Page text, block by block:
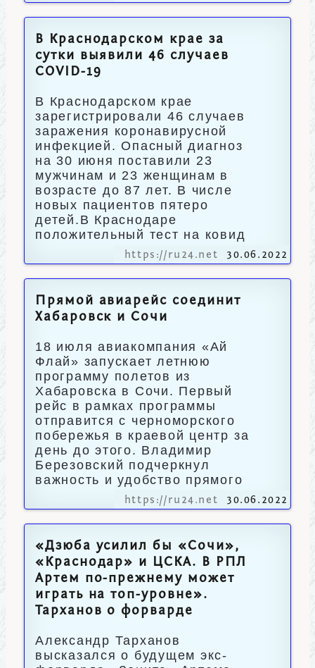
В Краснодарском крае за
сутки выявили 46 случаев
COVID-19
В Краснодарском крае
зарегистрировали 46 случаев
заражения коронавирусной
инфекцией. Опасный диагноз
на 30 июня поставили 23
мужчинам и 23 женщинам в
возрасте до 87 лет. В числе
новых пациентов пятеро
детей.В Краснодаре
положительный тест на ковид
https://ru24.net 30.06.2022
Прямой авиарейс соединит
Хабаровск и Сочи
18 июля авиакомпания «Ай
Флай» запускает летнюю
программу полетов из
Хабаровска в Сочи. Первый
рейс в рамках программы
отправится с черноморского
побережья в краевой центр за
день до этого. Владимир
Березовский подчеркнул
важность и удобство прямого
https://ru24.net 30.06.2022
«Дзюба усилил бы «Сочи»,
«Краснодар» и ЦСКА. В РПЛ
Артем по-прежнему может
играть на топ-уровне».
Тарханов о форварде
Александр Тарханов
высказался о будущем экс-